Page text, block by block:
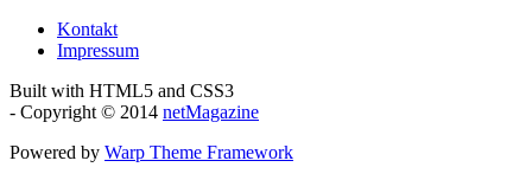
Kontakt
Impressum
Built with HTML5 and CSS3
- Copyright © 2014 netMagazine
Powered by Warp Theme Framework